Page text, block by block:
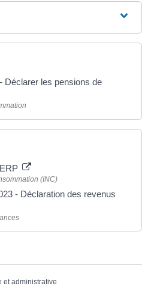
Déclarer les pensions de
(INC)
- Déclaration des revenus
et administrative